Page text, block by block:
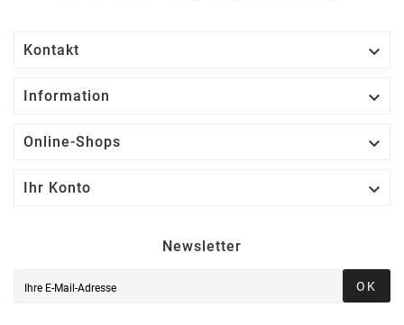
Kontakt 
Information 
Online-Shops 
Ihr Konto 
Newsletter
OK